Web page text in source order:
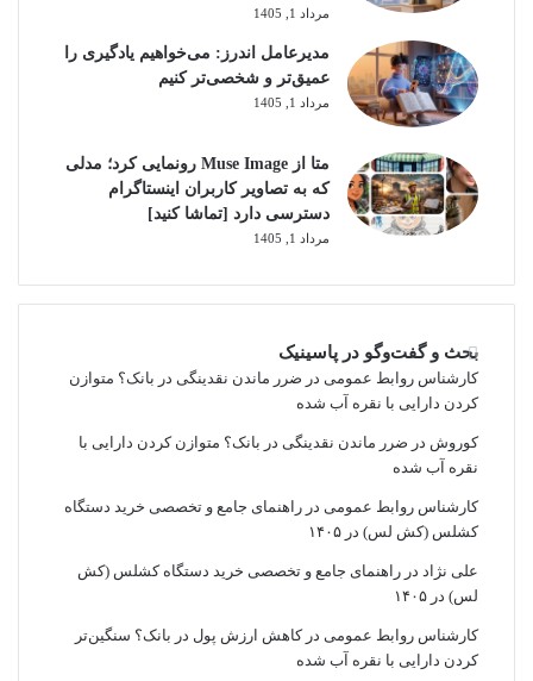
مرداد 1, 1405
مدیرعامل اندرز: می‌خواهیم یادگیری را
عمیق‌تر و شخصی‌تر کنیم
مرداد 1, 1405
متا از Muse Image رونمایی کرد؛ مدلی
که به تصاویر کاربران اینستاگرام
دسترسی دارد [تماشا کنید]
مرداد 1, 1405
بحث و گفت‌وگو در پاسینیک
کارشناس روابط عمومی در ضرر ماندن نقدینگی در بانک؟ متوازن
کردن دارایی با نقره آب شده
کوروش در ضرر ماندن نقدینگی در بانک؟ متوازن کردن دارایی با
نقره آب شده
کارشناس روابط عمومی در راهنمای جامع و تخصصی خرید دستگاه
کشلس (کش لس) در ۱۴۰۵
علی نژاد در راهنمای جامع و تخصصی خرید دستگاه کشلس (کش
لس) در ۱۴۰۵
کارشناس روابط عمومی درکاهش ارزش پول در بانک؟ سنگین‌تر
کردن دارایی با نقره آب شده